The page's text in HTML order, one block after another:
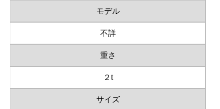
モデル
不詳
重さ
２t
サイズ